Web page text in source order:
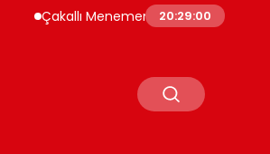
Çakallı Menemeni Neden Meşhur?
20:29:01